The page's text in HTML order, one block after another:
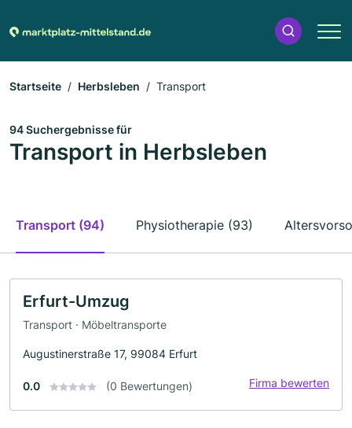
Startseite Herbsleben Transport
94 Suchergebnisse für
Transport in Herbsleben
Transport (94) Physiotherapie (93)
Erfurt-Umzug
Transport · Möbeltransporte
Augustinerstraße 17, 99084 Erfurt
0.0 (0 Bewertungen) Firma bewerten